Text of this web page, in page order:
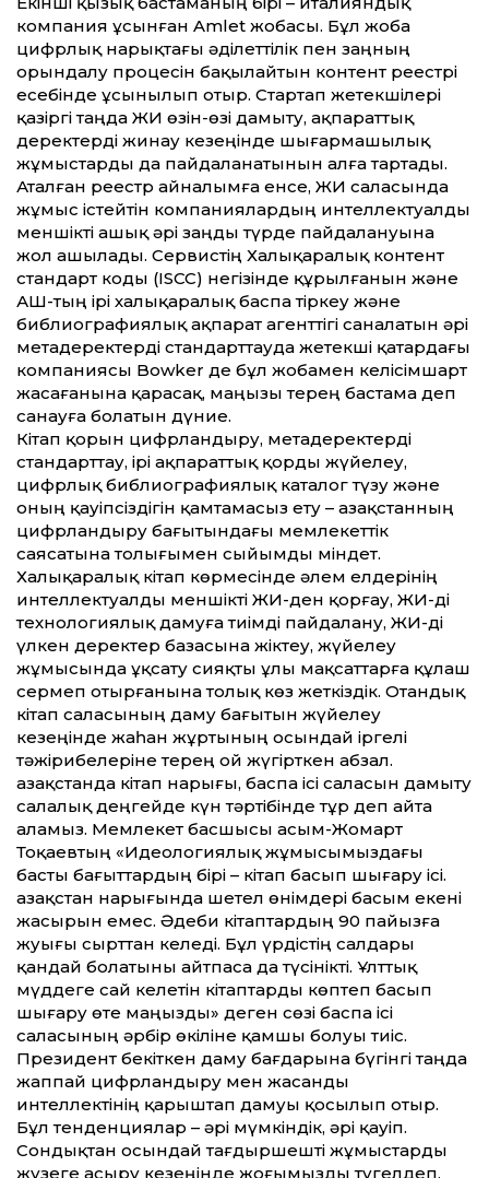
компания ұсынған Amlet жобасы. Бұл жоба
цифрлық нарықтағы әділеттілік пен заңның
орындалу процесін бақылайтын контент реестрі
есебінде ұсынылып отыр. Стартап жетекшілері
қазіргі таңда ЖИ өзін-өзі дамыту, ақпараттық
деректерді жинау кезеңінде шығармашылық
жұмыстарды да пайдаланатынын алға тартады.
Аталған реестр айналымға енсе, ЖИ саласында
жұмыс істейтін компаниялардың интеллектуалды
меншікті ашық әрі заңды түрде пайдалануына
жол ашылады. Сервистің Халықаралық контент
стандарт коды (ISCC) негізінде құрылғанын және
АҚШ-тың ірі халықаралық баспа тіркеу және
библиографиялық ақпарат агенттігі саналатын әрі
метадеректерді стандарттауда жетекші қатардағы
компаниясы Bowker де бұл жобамен келісімшарт
жасағанына қарасақ, маңызы терең бастама деп
санауға болатын дүние.
Кітап қорын цифрландыру, метадеректерді
стандарттау, ірі ақпараттық қорды жүйелеу,
цифрлық библиографиялық каталог түзу және
оның қауіпсіздігін қамтамасыз ету – Қазақстанның
цифрландыру бағытындағы мемлекеттік
саясатына толығымен сыйымды міндет.
Халықаралық кітап көрмесінде әлем елдерінің
интеллектуалды меншікті ЖИ-ден қорғау, ЖИ-ді
технологиялық дамуға тиімді пайдалану, ЖИ-ді
үлкен деректер базасына жіктеу, жүйелеу
жұмысында ұқсату сияқты ұлы мақсаттарға құлаш
сермеп отырғанына толық көз жеткіздік. Отандық
кітап саласының даму бағытын жүйелеу
кезеңінде жаһан жұртының осындай іргелі
тәжірибелеріне терең ой жүгірткен абзал.
Қазақстанда кітап нарығы, баспа ісі саласын дамыту
салалық деңгейде күн тәртібінде тұр деп айта
аламыз. Мемлекет басшысы Қасым-Жомарт
Тоқаевтың «Идеологиялық жұмысымыздағы
басты бағыттардың бірі – кітап басып шығару ісі.
Қазақстан нарығында шетел өнімдері басым екені
жасырын емес. Әдеби кітаптардың 90 пайызға
жуығы сырттан келеді. Бұл үрдістің салдары
қандай болатыны айтпаса да түсінікті. Ұлттық
мүддеге сай келетін кітаптарды көптеп басып
шығару өте маңызды» деген сөзі баспа ісі
саласының әрбір өкіліне қамшы болуы тиіс.
Президент бекіткен даму бағдарына бүгінгі таңда
жаппай цифрландыру мен жасанды
интеллектінің қарыштап дамуы қосылып отыр.
Бұл тенденциялар – әрі мүмкіндік, әрі қауіп.
Сондықтан осындай тағдыршешті жұмыстарды
жүзеге асыру кезеңінде жоғымызды түгелдеп,